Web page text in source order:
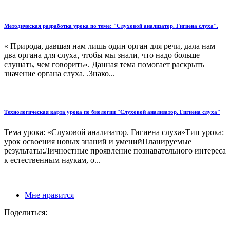
Методическая разработка урока по теме: "Слуховой анализатор. Гигиена слуха".
« Природа, давшая нам лишь один орган для речи, дала нам
два органа для слуха, чтобы мы знали, что надо больше
слушать, чем говорить». Данная тема помогает раскрыть
значение органа слуха. .Знако...
Технологическая карта урока по биологии "Слуховой анализатор. Гигиена слуха"
Тема урока: «Слуховой анализатор. Гигиена слуха»Тип урока:
урок освоения новых знаний и уменийПланируемые
результаты:Личностные проявление познавательного интереса
к естественным наукам, о...
Мне нравится
Поделиться: